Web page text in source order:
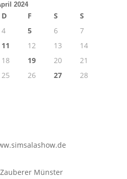
2024
D F S
S
4 5 6
7
11 12 13
14
18 19 20
21
25 26 27
28
Münster